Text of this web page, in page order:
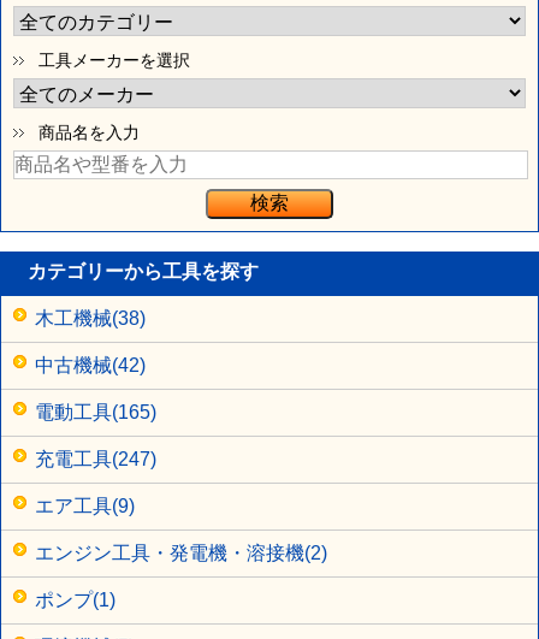
工具メーカーを選択
商品名を入力
カテゴリーから工具を探す
木工機械(38)
中古機械(42)
電動工具(165)
充電工具(247)
エア工具(9)
エンジン工具・発電機・溶接機(2)
ポンプ(1)